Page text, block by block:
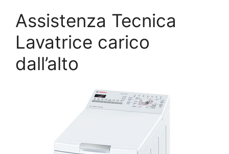
Assistenza Tecnica
Lavatrice carico
dall’alto